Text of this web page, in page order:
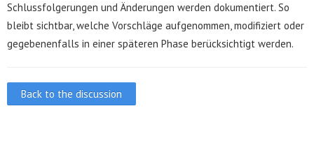
Schlussfolgerungen und Änderungen werden dokumentiert. So
bleibt sichtbar, welche Vorschläge aufgenommen, modifiziert oder
gegebenenfalls in einer späteren Phase berücksichtigt werden.
Back to the discussion